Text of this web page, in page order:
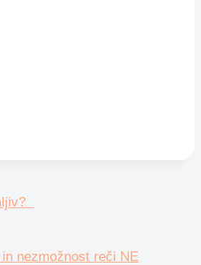
nezmožnost reči NE